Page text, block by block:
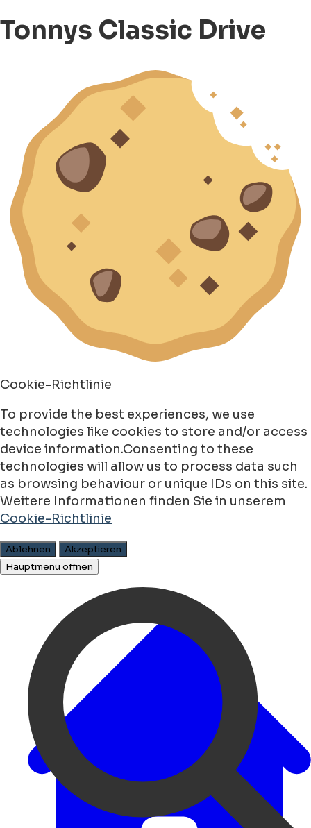
Tonnys Classic Drive
Cookie-Richtlinie
To provide the best experiences, we use
technologies like cookies to store and/or access
device information.Consenting to these
technologies will allow us to process data such
as browsing behaviour or unique IDs on this site.
Weitere Informationen finden Sie in unserem
Cookie-Richtlinie
Ablehnen
Akzeptieren
Hauptmenü öffnen